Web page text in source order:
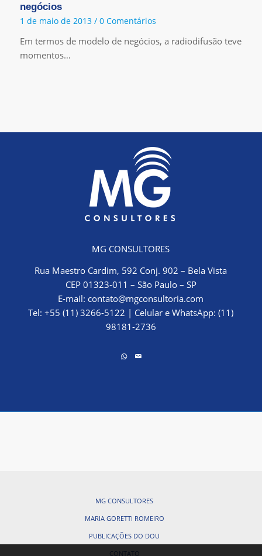
negócios
1 de maio de 2013 / 0 Comentários
Em termos de modelo de negócios, a radiodifusão teve
momentos…
MG CONSULTORES
Rua Maestro Cardim, 592 Conj. 902 – Bela Vista
CEP 01323-011 – São Paulo – SP
E-mail: contato@mgconsultoria.com
Tel: +55 (11) 3266-5122 | Celular e WhatsApp: (11)
98181-2736
MG CONSULTORES
MARIA GORETTI ROMEIRO
PUBLICAÇÕES DO DOU
CONTATO